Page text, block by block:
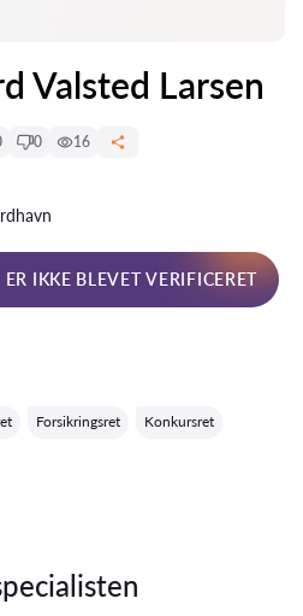
Valsted Larsen
0 16
IKKE BLEVET VERIFICERET
Forsikringsret Konkursret